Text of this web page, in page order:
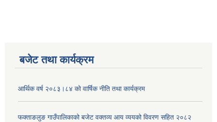
बजेट तथा कार्यक्रम
आर्थिक वर्ष २०८३।८४ को वार्षिक नीति तथा कार्यक्रम
फक्ताङलुङ गाउँपालिकाको बजेट वक्तव्य आय व्ययको विवरण सहित २०८२